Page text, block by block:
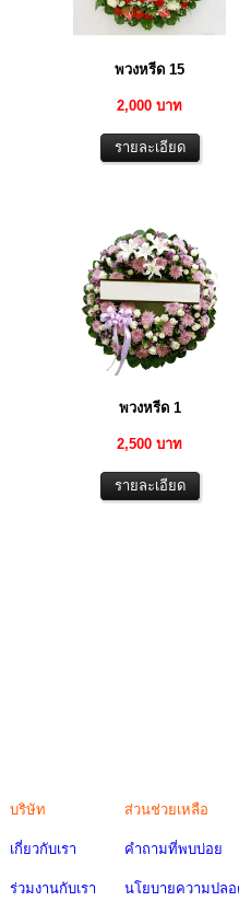
พวงหรีด 15
2,000 บาท
พวงหรีด 1
2,500 บาท
บริษัท
เกี่ยวกับเรา
ร่วมงานกับเรา
ส่วนช่วยเหลือ
คำถามที่พบบ่อย
นโยบายความปล